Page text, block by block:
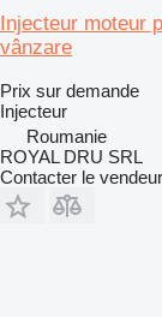
Injecteur moteur
vânzare
Prix sur demande
Injecteur
Roumanie
ROYAL DRU SRL
Contacter le vendeur